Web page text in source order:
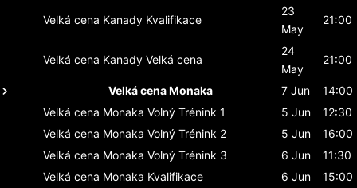
Velká cena Kanady Kvalifikace
23
May
21:00
Velká cena Kanady Velká cena
24
May
21:00
Velká cena Monaka 7 Jun
14:00
Velká cena Monaka Volný Trénink 1 5 Jun
12:30
Velká cena Monaka Volný Trénink 2 5 Jun
16:00
Velká cena Monaka Volný Trénink 3 6 Jun
11:30
Velká cena Monaka Kvalifikace 6 Jun
15:00